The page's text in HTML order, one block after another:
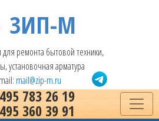
ЗИП-М
для ремонта бытовой техники,
установочная арматура
mail@zip-m.ru
783 26 19
360 39 91